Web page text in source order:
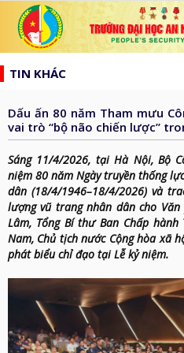
search
CHỦ
GIỚI
THIỆU
TỚI
BẦU
CỬ
QH
HĐND
TẠP
CHÍ
AN
NINH
NHÂN
DÂN
TIN
TỨC
ĐÀO
NGHIÊN
CỨU
HỌC
DỰNG
THƯ
TIN KHÁC
Dấu ấn 80 năm Tham mưu
vai trò “bộ não chiến lược”
Sáng 11/4/2026, tại Hà Nội, Bộ
niệm 80 năm Ngày truyền thống
dân (18/4/1946–18/4/2026) và
lượng vũ trang nhân dân cho
Lâm, Tổng Bí thư Ban Chấp
Nam, Chủ tịch nước Cộng hòa xã
phát biểu chỉ đạo tại Lễ kỷ niệm.